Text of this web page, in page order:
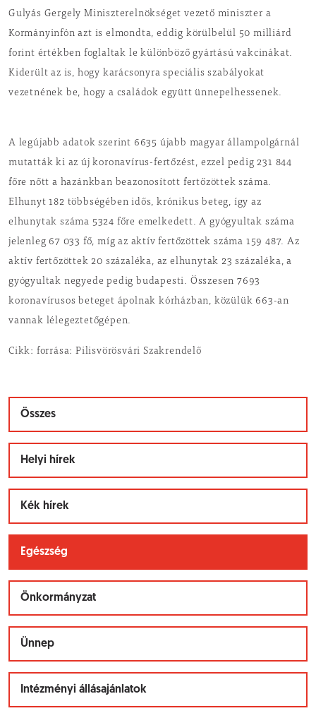
Gulyás Gergely Miniszterelnökséget vezető miniszter a
Kormányinfón azt is elmondta, eddig körülbelül 50 milliárd
forint értékben foglaltak le különböző gyártású vakcinákat.
Kiderült az is, hogy karácsonyra speciális szabályokat
vezetnének be, hogy a családok együtt ünnepelhessenek.
A legújabb adatok szerint 6635 újabb magyar állampolgárnál
mutatták ki az új koronavírus-fertőzést, ezzel pedig 231 844
főre nőtt a hazánkban beazonosított fertőzöttek száma.
Elhunyt 182 többségében idős, krónikus beteg, így az
elhunytak száma 5324 főre emelkedett. A gyógyultak száma
jelenleg 67 033 fő, míg az aktív fertőzöttek száma 159 487. Az
aktív fertőzöttek 20 százaléka, az elhunytak 23 százaléka, a
gyógyultak negyede pedig budapesti. Összesen 7693
koronavírusos beteget ápolnak kórházban, közülük 663-an
vannak lélegeztetőgépen.
Cikk: forrása: Pilisvörösvári Szakrendelő
Összes
Helyi hírek
Kék hírek
Egészség
Önkormányzat
Ünnep
Intézményi állásajánlatok